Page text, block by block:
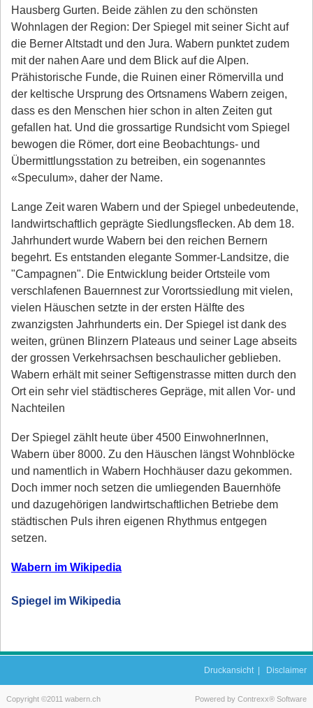
Hausberg Gurten. Beide zählen zu den schönsten
Wohnlagen der Region: Der Spiegel mit seiner Sicht auf
die Berner Altstadt und den Jura. Wabern punktet zudem
mit der nahen Aare und dem Blick auf die Alpen.
Prähistorische Funde, die Ruinen einer Römervilla und
der keltische Ursprung des Ortsnamens Wabern zeigen,
dass es den Menschen hier schon in alten Zeiten gut
gefallen hat. Und die grossartige Rundsicht vom Spiegel
bewogen die Römer, dort eine Beobachtungs- und
Übermittlungsstation zu betreiben, ein sogenanntes
«Speculum», daher der Name.
Lange Zeit waren Wabern und der Spiegel unbedeutende,
landwirtschaftlich geprägte Siedlungsflecken. Ab dem 18.
Jahrhundert wurde Wabern bei den reichen Bernern
begehrt. Es entstanden elegante Sommer-Landsitze, die
"Campagnen". Die Entwicklung beider Ortsteile vom
verschlafenen Bauernnest zur Vorortssiedlung mit vielen,
vielen Häuschen setzte in der ersten Hälfte des
zwanzigsten Jahrhunderts ein. Der Spiegel ist dank des
weiten, grünen Blinzern Plateaus und seiner Lage abseits
der grossen Verkehrsachsen beschaulicher geblieben.
Wabern erhält mit seiner Seftigenstrasse mitten durch den
Ort ein sehr viel städtischeres Gepräge, mit allen Vor- und
Nachteilen
Der Spiegel zählt heute über 4500 EinwohnerInnen,
Wabern über 8000. Zu den Häuschen längst Wohnblöcke
und namentlich in Wabern Hochhäuser dazu gekommen.
Doch immer noch setzen die umliegenden Bauernhöfe
und dazugehörigen landwirtschaftlichen Betriebe dem
städtischen Puls ihren eigenen Rhythmus entgegen
setzen.
Wabern im Wikipedia
Spiegel im Wikipedia
Druckansicht | Disclaimer
Copyright ©2011 wabern.ch Powered by Contrexx® Software